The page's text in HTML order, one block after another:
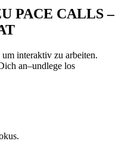
PACE CALLS –
interaktiv zu arbeiten.
an–undlege los